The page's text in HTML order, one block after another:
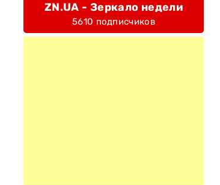
ZN.UA - Зеркало недели
5610 подписчиков